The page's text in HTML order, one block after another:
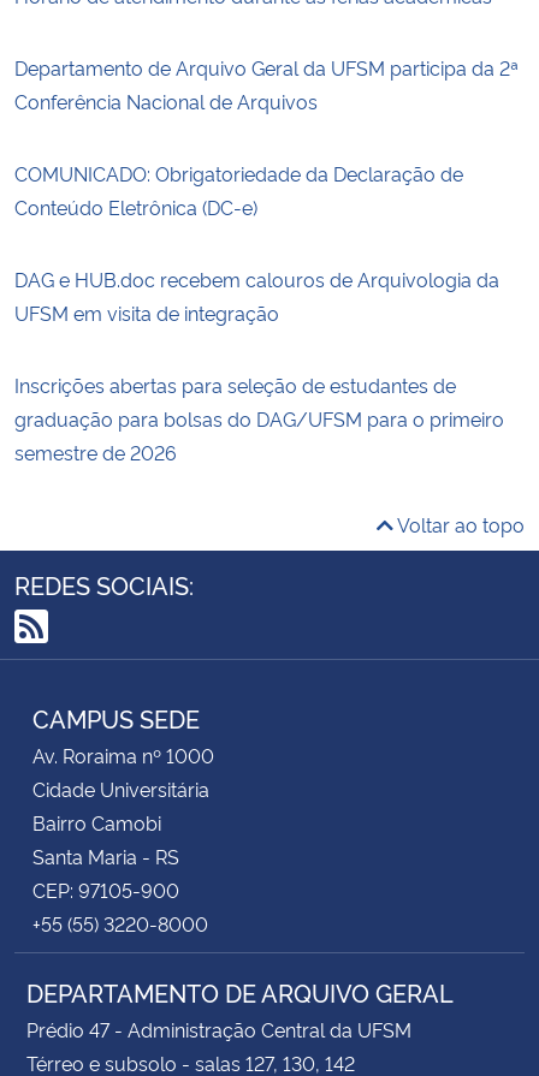
Departamento de Arquivo Geral da UFSM participa da 2ª
Conferência Nacional de Arquivos
COMUNICADO: Obrigatoriedade da Declaração de
Conteúdo Eletrônica (DC-e)
DAG e HUB.doc recebem calouros de Arquivologia da
UFSM em visita de integração
Inscrições abertas para seleção de estudantes de
graduação para bolsas do DAG/UFSM para o primeiro
semestre de 2026
Voltar ao topo
REDES SOCIAIS:
RSS
CAMPUS SEDE
Av. Roraima nº 1000
Cidade Universitária
Bairro Camobi
Santa Maria - RS
CEP: 97105-900
+55 (55) 3220-8000
DEPARTAMENTO DE ARQUIVO GERAL
Prédio 47 - Administração Central da UFSM
Térreo e subsolo - salas 127, 130, 142